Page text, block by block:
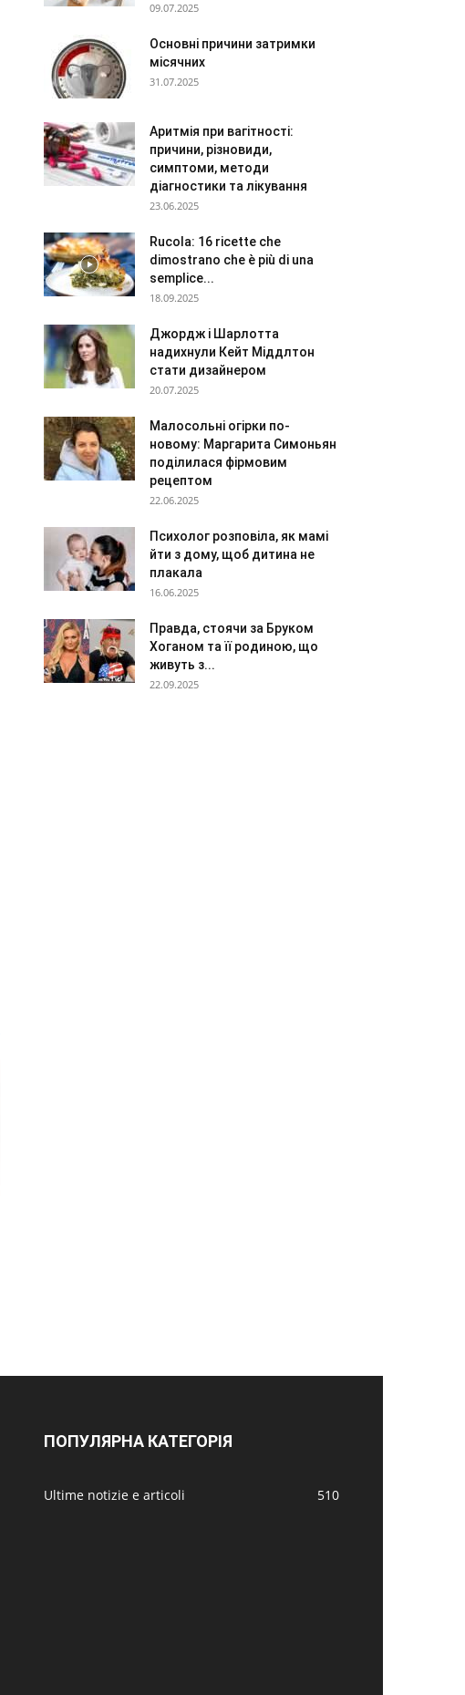
09.07.2025
Основні причини затримки
місячних
31.07.2025
Аритмія при вагітності:
причини, різновиди,
симптоми, методи
діагностики та лікування
23.06.2025
Rucola: 16 ricette che
dimostrano che è più di una
semplice...
18.09.2025
Джордж і Шарлотта
надихнули Кейт Міддлтон
стати дизайнером
20.07.2025
Малосольні огірки по-
новому: Маргарита Симоньян
поділилася фірмовим
рецептом
22.06.2025
Психолог розповіла, як мамі
йти з дому, щоб дитина не
плакала
16.06.2025
Правда, стоячи за Бруком
Хоганом та її родиною, що
живуть з...
22.09.2025
ПОПУЛЯРНА КАТЕГОРІЯ
Ultime notizie e articoli 510